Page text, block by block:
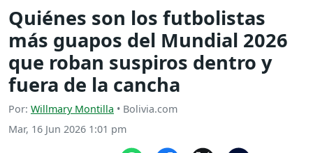
Quiénes son los futbolistas
más guapos del Mundial 2026
que roban suspiros dentro y
fuera de la cancha
Por: Willmary Montilla • Bolivia.com
Mar, 16 Jun 2026 1:01 pm